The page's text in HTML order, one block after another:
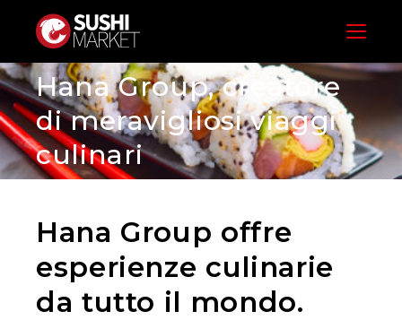
Menu
Hana Group, creatore
di meravigliosi viaggi
culinari
Hana Group offre
esperienze culinarie
da tutto il mondo.